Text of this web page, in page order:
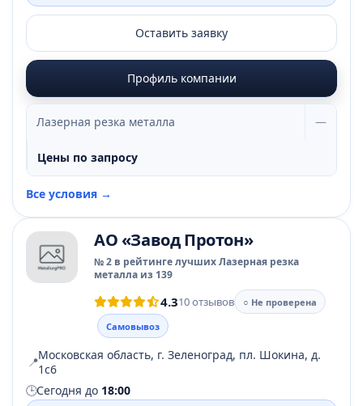
Оставить заявку
Профиль компании
Лазерная резка металла —
Цены по запросу
Все условия →
АО «Завод Протон»
№ 2 в рейтинге лучших Лазерная резка
металла из 139
4.310 отзывов
○ Не проверена
Самовывоз
📍Московская область, г. Зеленоград, пл. Шокина, д.
1с6
🕒Сегодня до 18:00